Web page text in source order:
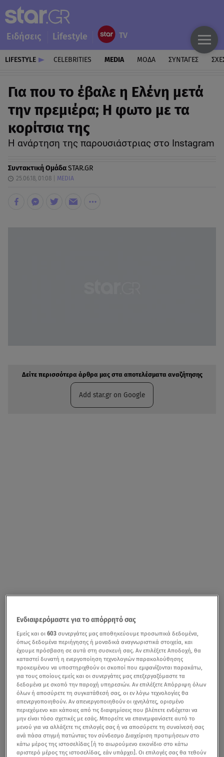
Ειδήσεις Lifestyle
LIFESTYLE CELEBRITIES MEDIA ΜΟΔΑ ΣΥΝΤΑΓΕΣ
Για που το έβαλε η Ελένη μετά
την πρεμιέρα; Η φωτο με τα
κορίτσια της
Η ανάρτηση της παρουσιάστριας στο Instagram
Συντακτική ΟμάδαSTAR.GR
25.06.18, 01:08 MEDIA
Δείτε περισσότερα άρθρα μας στα αποτελέσματα αναζήτησης
Add star.gr on Google
Ενδιαφερόμαστε για το απόρρητό σας
Εμείς και οι603 συνεργάτες μας αποθηκεύουμε προσωπικά δεδομένα,
όπως δεδομένα περιήγησης ή μοναδικά αναγνωριστικά στοιχεία, και
έχουμε πρόσβαση σε αυτά στη συσκευή σας. Αν επιλέξετε Αποδοχή, θα
καταστεί δυνατή η ενεργοποίηση τεχνολογιών παρακολούθησης
προκειμένου να υποστηριχθούν οι σκοποί που εμφανίζονται παρακάτω,
για τους οποίους εμείς και οι συνεργάτες μας επεξεργαζόμαστε τα
δεδομένα με σκοπό την παροχή υπηρεσιών. Αν επιλέξετε Απόρριψη όλων
όλων ή αποσύρετε τη συγκατάθεσή σας, οι εν λόγω τεχνολογίες θα
απενεργοποιηθούν. Αν απενεργοποιηθούν οι ιχνηλάτες, ορισμένο
περιεχόμενο και κάποιες από τις διαφημίσεις που βλέπετε ενδέχεται να
μην είναι τόσο σχετικές με εσάς. Μπορείτε να επανεμφανίσετε αυτό το
μενού για να αλλάξετε τις επιλογές σας ή να αποσύρετε τη συναίνεσή σας
ανά πάσα στιγμή πατώντας τον σύνδεσμο Διαχείριση προτιμήσεων στο
κάτω μέρος της ιστοσελίδας [ή το αιωρούμενο εικονίδιο στο κάτω
αριστερό μέρος της ιστοσελίδας, εάν υπάρχει]. Οι επιλογές σας θα τεθούν